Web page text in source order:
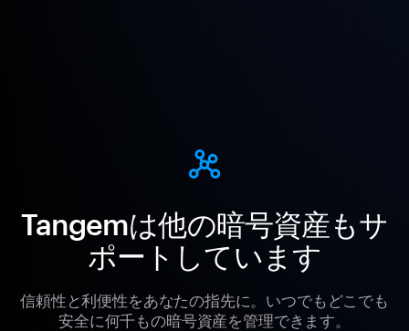
Tangemは他の暗号資産もサ
ポートしています
信頼性と利便性をあなたの指先に。いつでもどこでも
安全に何千もの暗号資産を管理できます。